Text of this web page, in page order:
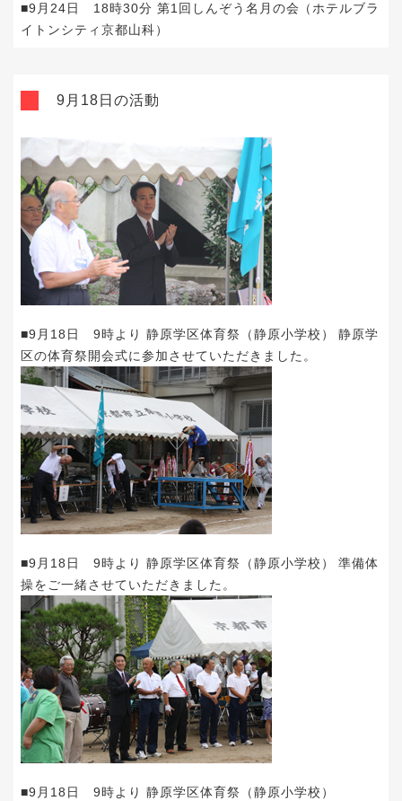
■9月24日 18時30分 第1回しんぞう名月の会（ホテルブラ
イトンシティ京都山科）
9月18日の活動
■9月18日 9時より 静原学区体育祭（静原小学校） 静原学
区の体育祭開会式に参加させていただきました。
■9月18日 9時より 静原学区体育祭（静原小学校） 準備体
操をご一緒させていただきました。
■9月18日 9時より 静原学区体育祭（静原小学校）